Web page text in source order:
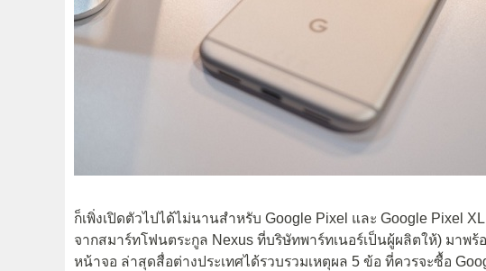
ก็เพิ่งเปิดตัวไปได้ไม่นานสำหรับ Google Pixel และ Google Pixel
จากสมาร์ทโฟนตระกูล Nexus ที่บริษัทพาร์ทเนอร์เป็นผู้ผลิตให้) มา
หน้าจอ ล่าสุดสื่อต่างประเทศได้รวบรวมเหตุผล 5 ข้อ ที่ควรจะซื้อ